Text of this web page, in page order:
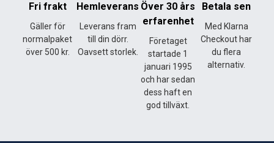
Fri frakt
Gäller för
normalpaket
över 500 kr.
Hemleverans
Leverans fram
till din dörr.
Oavsett storlek.
Över 30 års
erfarenhet
Företaget
startade 1
januari 1995
och har sedan
dess haft en
god tillväxt.
Betala sen
Med Klarna
Checkout har
du flera
alternativ.